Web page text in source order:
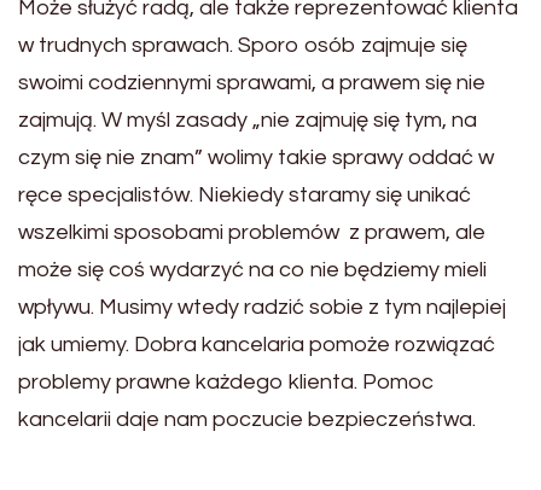
Może służyć radą, ale także reprezentować klienta
w trudnych sprawach. Sporo osób zajmuje się
swoimi codziennymi sprawami, a prawem się nie
zajmują. W myśl zasady „nie zajmuję się tym, na
czym się nie znam” wolimy takie sprawy oddać w
ręce specjalistów. Niekiedy staramy się unikać
wszelkimi sposobami problemów z prawem, ale
może się coś wydarzyć na co nie będziemy mieli
wpływu. Musimy wtedy radzić sobie z tym najlepiej
jak umiemy. Dobra kancelaria pomoże rozwiązać
problemy prawne każdego klienta. Pomoc
kancelarii daje nam poczucie bezpieczeństwa.